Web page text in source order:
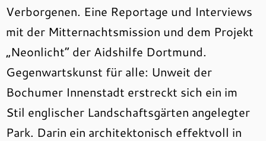
Verborgenen. Eine Reportage und Interviews
mit der Mitternachtsmission und dem Projekt
„Neonlicht“ der Aidshilfe Dortmund.
Gegenwartskunst für alle: Unweit der
Bochumer Innenstadt erstreckt sich ein im
Stil englischer Landschaftsgärten angelegter
Park. Darin ein architektonisch effektvoll in